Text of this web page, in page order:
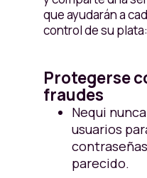
que ayudarán a
control de su plata:
Protegerse
fraudes
Nequi
usuarios
parecido.